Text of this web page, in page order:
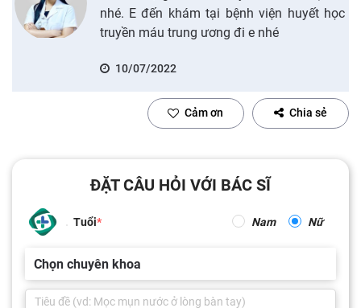
nhé. E đến khám tại bệnh viện huyết học
truyền máu trung ương đi e nhé
10/07/2022
Cảm ơn Chia sẻ
ĐẶT CÂU HỎI VỚI BÁC SĨ
Tuổi Nam Nữ
Chọn chuyên khoa